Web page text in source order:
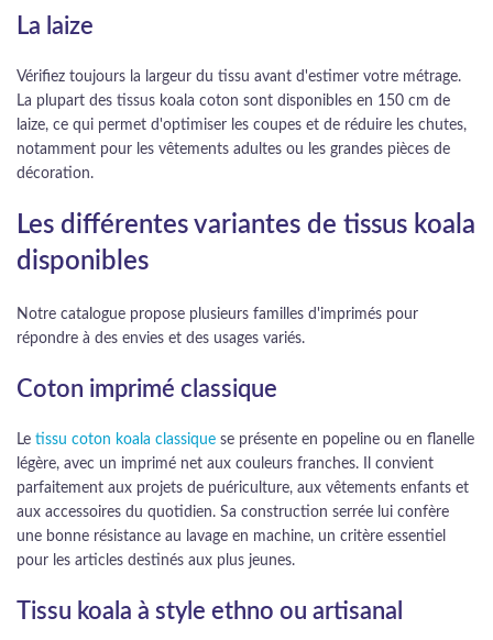
La laize
Vérifiez toujours la largeur du tissu avant d'estimer votre métrage.
La plupart des tissus koala coton sont disponibles en 150 cm de
laize, ce qui permet d'optimiser les coupes et de réduire les chutes,
notamment pour les vêtements adultes ou les grandes pièces de
décoration.
Les différentes variantes de tissus koala
disponibles
Notre catalogue propose plusieurs familles d'imprimés pour
répondre à des envies et des usages variés.
Coton imprimé classique
Le tissu coton koala classique se présente en popeline ou en flanelle
légère, avec un imprimé net aux couleurs franches. Il convient
parfaitement aux projets de puériculture, aux vêtements enfants et
aux accessoires du quotidien. Sa construction serrée lui confère
une bonne résistance au lavage en machine, un critère essentiel
pour les articles destinés aux plus jeunes.
Tissu koala à style ethno ou artisanal